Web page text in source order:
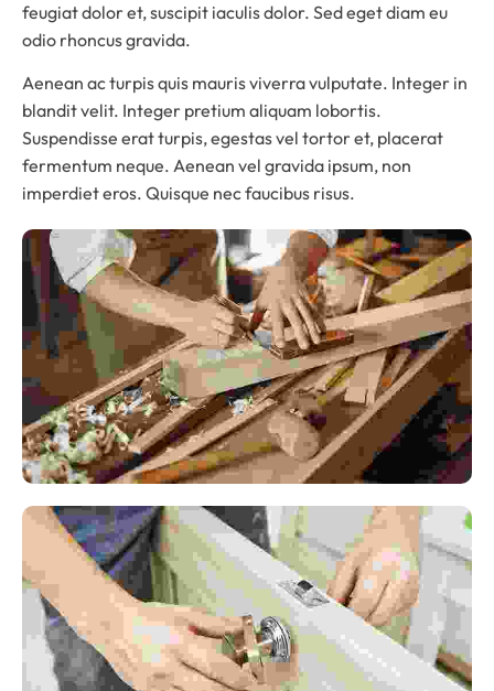
feugiat dolor et, suscipit iaculis dolor. Sed eget diam eu
odio rhoncus gravida.
Aenean ac turpis quis mauris viverra vulputate. Integer in
blandit velit. Integer pretium aliquam lobortis.
Suspendisse erat turpis, egestas vel tortor et, placerat
fermentum neque. Aenean vel gravida ipsum, non
imperdiet eros. Quisque nec faucibus risus.